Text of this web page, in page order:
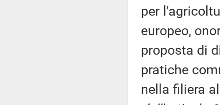
per
europeo,
proposta di
pratiche
nella filiera